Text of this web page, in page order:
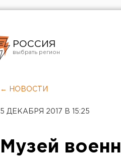
РОССИЯ
Челябинск
← НОВОСТИ
5 ДЕКАБРЯ 2017 В 15:25
Музей